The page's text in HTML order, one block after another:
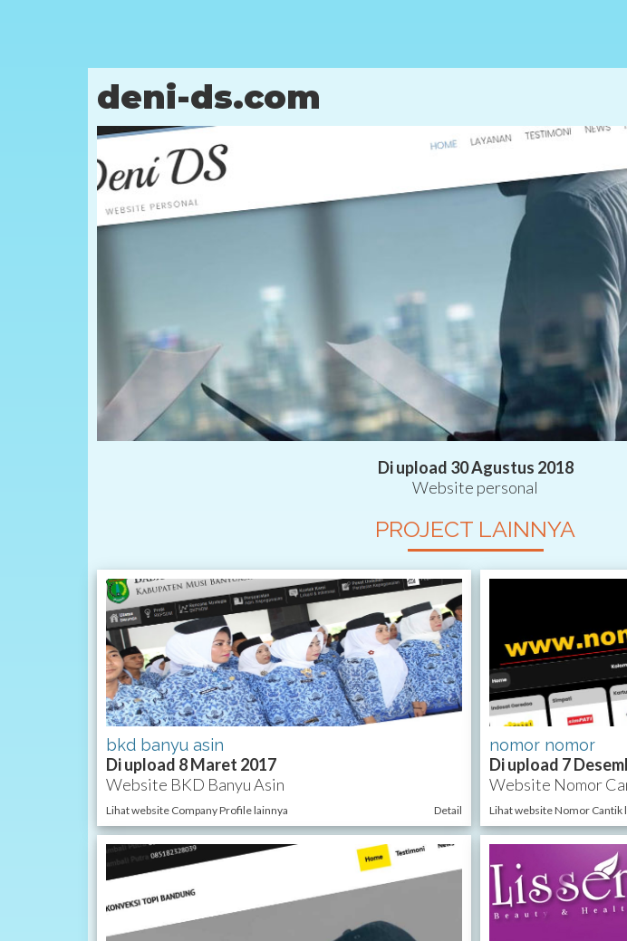
deni-ds.com
Di upload 30 Agustus 2018
Website personal
PROJECT LAINNYA
bkd banyu asin
Di upload 8 Maret 2017
Website BKD Banyu Asin
Lihat website Company Profile lainnya Detail
nomor nomor
Di upload 7
Website Nomor
Lihat website Nomor Cantik